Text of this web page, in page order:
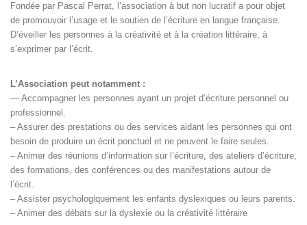
Fondée par Pascal Perrat, l’association à but non lucratif a pour objet
de promouvoir l’usage et le soutien de l’écriture en langue française.
D’éveiller les personnes à la créativité et à la création littéraire, à
s’exprimer par l’écrit.
L’Association peut notamment :
— Accompagner les personnes ayant un projet d’écriture personnel ou
professionnel.
– Assurer des prestations ou des services aidant les personnes qui ont
besoin de produire un écrit ponctuel et ne peuvent le faire seules.
– Animer des réunions d’information sur l’écriture, des ateliers d’écriture,
des formations, des conférences ou des manifestations autour de
l’écrit.
– Assister psychologiquement les enfants dyslexiques ou leurs parents.
– Animer des débats sur la dyslexie ou la créativité littéraire